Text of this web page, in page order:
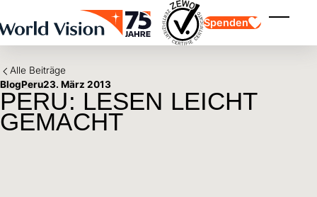
Spenden
Alle Beiträge
BlogPeru23. März 2013
PERU: LESEN LEICHT
GEMACHT